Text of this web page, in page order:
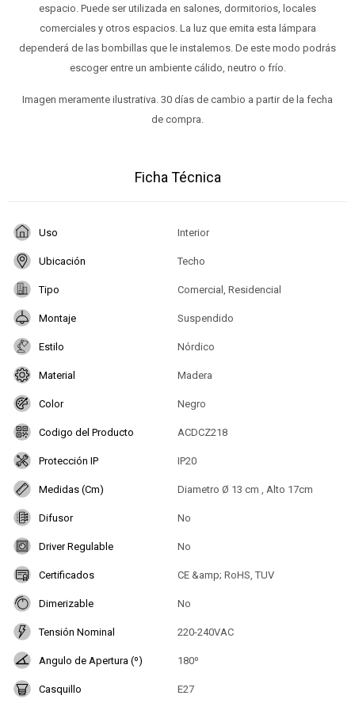
espacio. Puede ser utilizada en salones, dormitorios, locales
comerciales y otros espacios. La luz que emita esta lámpara
dependerá de las bombillas que le instalemos. De este modo podrás
escoger entre un ambiente cálido, neutro o frío.
Imagen meramente ilustrativa. 30 días de cambio a partir de la fecha
de compra.
Ficha Técnica
Uso Interior
Ubicación Techo
Tipo Comercial, Residencial
Montaje Suspendido
Estilo Nórdico
Material Madera
Color Negro
Codigo del Producto ACDCZ218
Protección IP IP20
Medidas (Cm) Diametro Ø 13 cm , Alto 17cm
Difusor No
Driver Regulable No
Certificados CE &amp; RoHS, TUV
Dimerizable No
Tensión Nominal 220-240VAC
Angulo de Apertura (º) 180º
Casquillo E27